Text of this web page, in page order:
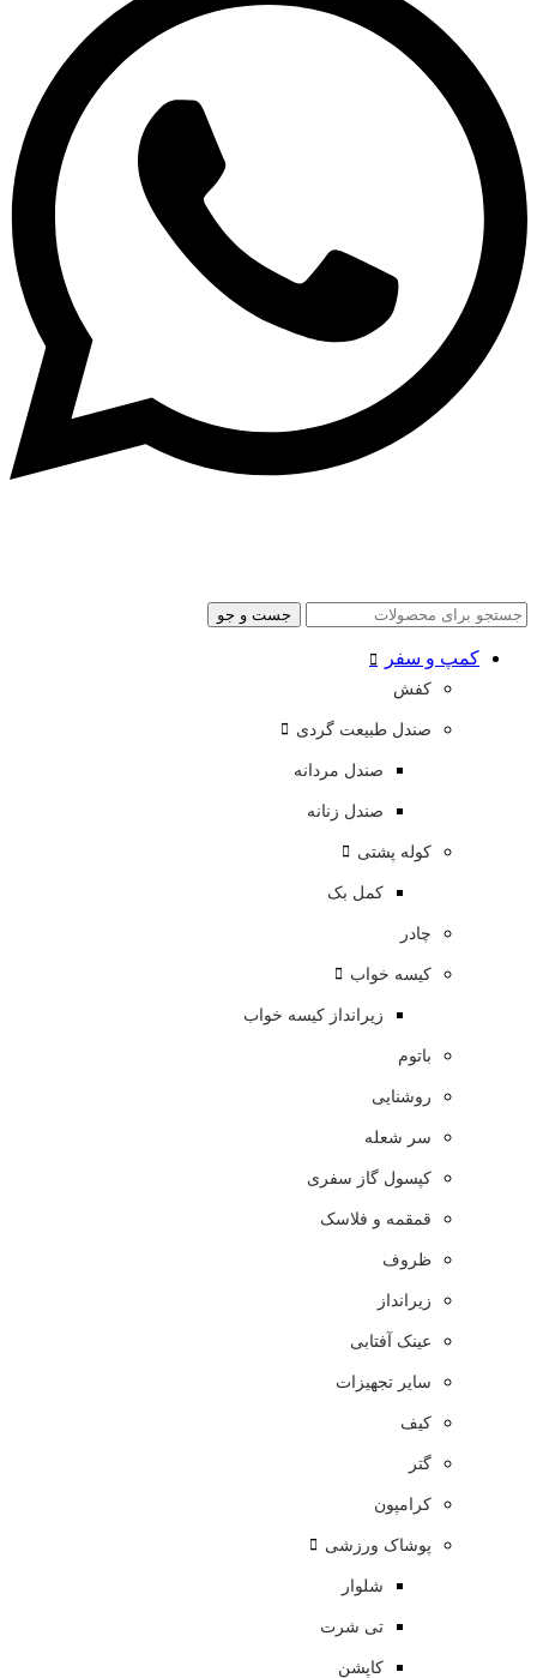
جست و جو
کمپ و سفر
کفش
صندل طبیعت گردی
صندل مردانه
صندل زنانه
کوله پشتی
کمل بک
چادر
کیسه خواب
زیرانداز کیسه خواب
باتوم
روشنایی
سر شعله
کپسول گاز سفری
قمقمه و فلاسک
ظروف
زیرانداز
عینک آفتابی
سایر تجهیزات
کیف
گتر
کرامپون
پوشاک ورزشی
شلوار
تی شرت
کاپشن